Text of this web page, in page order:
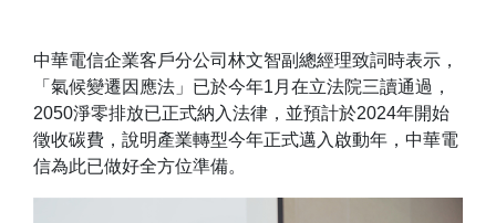
中華電信企業客戶分公司林文智副總經理致詞時表示，
「氣候變遷因應法」已於今年1月在立法院三讀通過，
2050淨零排放已正式納入法律，並預計於2024年開始
徵收碳費，說明產業轉型今年正式邁入啟動年，中華電
信為此已做好全方位準備。